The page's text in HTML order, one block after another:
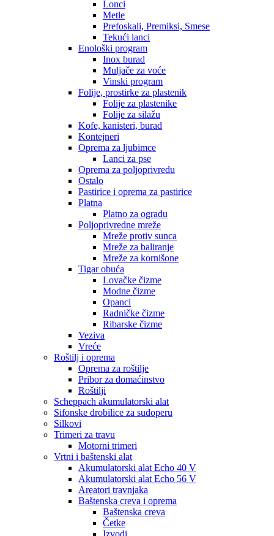
Lonci
Metle
Prefoskali, Premiksi, Smese
Tekući lanci
Enološki program
Inox burad
Muljače za voće
Vinski program
Folije, prostirke za plastenik
Folije za plastenike
Folije za silažu
Kofe, kanisteri, burad
Kontejneri
Oprema za ljubimce
Lanci za pse
Oprema za poljoprivredu
Ostalo
Pastirice i oprema za pastirice
Platna
Platno za ogradu
Poljoprivredne mreže
Mreže protiv sunca
Mreže za baliranje
Mreže za kornišone
Tigar obuća
Lovačke čizme
Modne čizme
Opanci
Radničke čizme
Ribarske čizme
Veziva
Vreće
Roštilj i oprema
Oprema za roštilje
Pribor za domaćinstvo
Roštilji
Scheppach akumulatorski alat
Sifonske drobilice za sudoperu
Silkovi
Trimeri za travu
Motorni trimeri
Vrtni i baštenski alat
Akumulatorski alat Echo 40 V
Akumulatorski alat Echo 56 V
Areatori travnjaka
Baštenska creva i oprema
Baštenska creva
Četke
Izvodi